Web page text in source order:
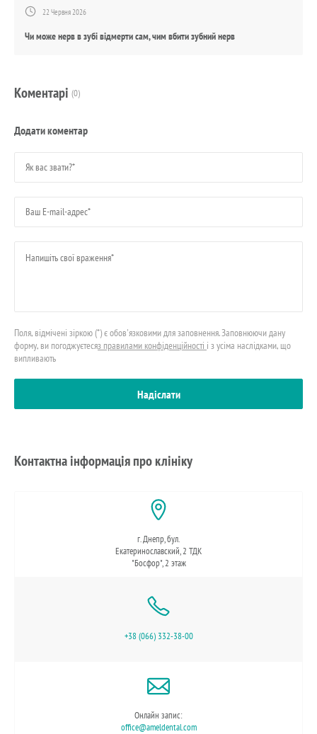
22 Червня 2026
Чи може нерв в зубі відмерти сам, чим вбити зубний нерв
Коментарі (0)
Додати коментар
Поля, відмічені зіркою (*) є обов'язковими для заповнення. Заповнюючи дану
форму, ви погоджуєтесяз правилами конфіденційності і з усіма наслідками, що
випливають
Контактна інформація про клініку
г. Днепр, бул.
Екатеринославский, 2 ТДК
"Босфор", 2 этаж
+38 (066) 332-38-00
Онлайн запис:
office@ameldental.com